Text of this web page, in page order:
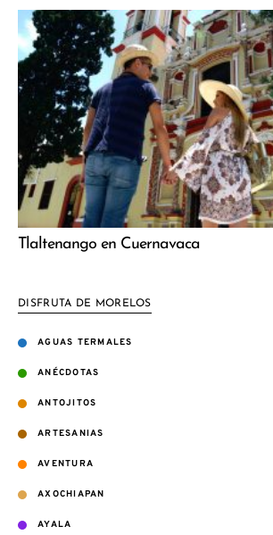
Tlaltenango en Cuernavaca
DISFRUTA DE MORELOS
AGUAS TERMALES
ANÉCDOTAS
ANTOJITOS
ARTESANIAS
AVENTURA
AXOCHIAPAN
AYALA